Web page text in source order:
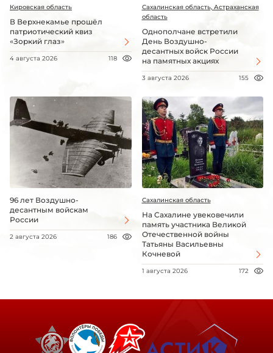
Кировская область
В Верхнекамье прошёл
патриотический квиз
«Зоркий глаз»
4 августа 2026 118
Сахалинская область, Астраханская
область
Однополчане встретили
День Воздушно-
десантных войск России
на памятных акциях
3 августа 2026 155
96 лет Воздушно-
десантным войскам
России
2 августа 2026 186
Сахалинская область
На Сахалине увековечили
память участника Великой
Отечественной войны
Татьяны Васильевны
Кочневой
1 августа 2026 172